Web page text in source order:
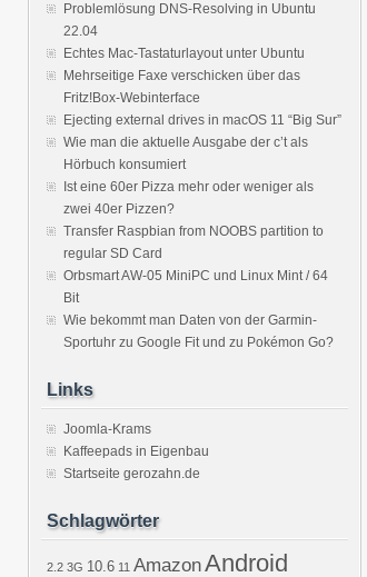
Problemlösung DNS-Resolving in Ubuntu
22.04
Echtes Mac-Tastaturlayout unter Ubuntu
Mehrseitige Faxe verschicken über das
Fritz!Box-Webinterface
Ejecting external drives in macOS 11 “Big Sur”
Wie man die aktuelle Ausgabe der c’t als
Hörbuch konsumiert
Ist eine 60er Pizza mehr oder weniger als
zwei 40er Pizzen?
Transfer Raspbian from NOOBS partition to
regular SD Card
Orbsmart AW-05 MiniPC und Linux Mint / 64
Bit
Wie bekommt man Daten von der Garmin-
Sportuhr zu Google Fit und zu Pokémon Go?
Links
Joomla-Krams
Kaffeepads in Eigenbau
Startseite gerozahn.de
Schlagwörter
2.2 3G 10.6 11 AmazonAndroid